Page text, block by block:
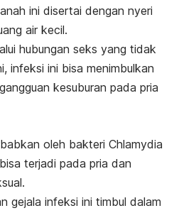
ini disertai dengan nyeri
air kecil.
hubungan seks yang tidak
infeksi ini bisa menimbulkan
kesuburan pada pria
oleh bakteri Chlamydia
terjadi pada pria dan
gejala infeksi ini timbul dalam